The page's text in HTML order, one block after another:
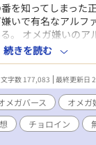
を知ってしまった
いで有名なアルフ
。 オメガ嫌いのア
なことになる！？
られないために、
ガ嫌い御曹司α×ベ
ルファ』というア
を見たい時はそち
を先に読むことで
みの視点（オメガ
だけでも物語は分
続きを読む
文字数 177,083 最終更新日
メガバース
オメガ
チョロイン